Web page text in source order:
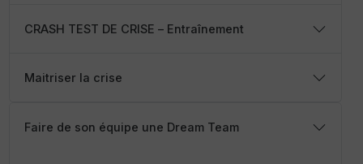
CRASH TEST DE CRISE – Entraînement
Maitriser la crise
Faire de son équipe une Dream Team